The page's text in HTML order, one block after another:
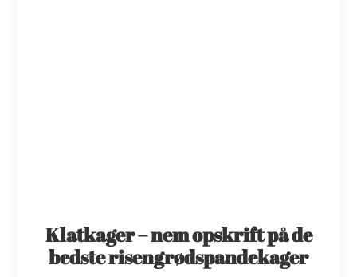
Klatkager – nem opskrift på de
bedste risengrødspandekager